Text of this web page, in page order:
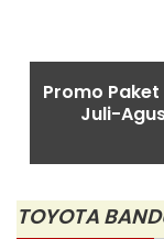
Promo
Juli-
TOYOTA